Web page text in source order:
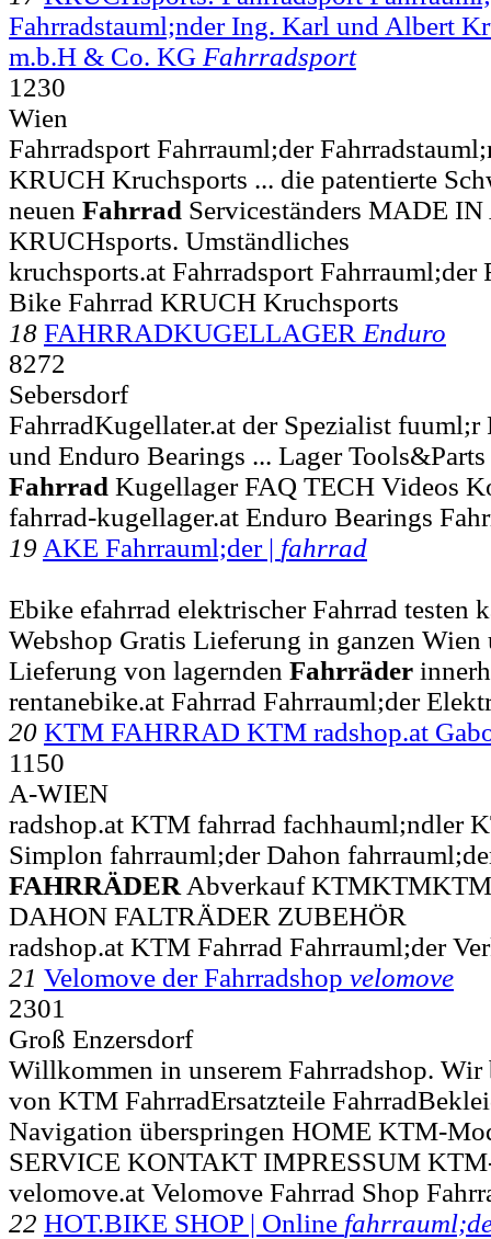
Fahrradstauml;nder Ing. Karl und Albert
m.b.H & Co. KG Fahrradsport
1230
Wien
Fahrradsport Fahrrauml;der
KRUCH Kruchsports ... die patentierte
neuen Fahrrad Serviceständers MADE
KRUCHsports. Umständliches
kruchsports.at Fahrradsport Fahrrauml;der
Bike Fahrrad KRUCH Kruchsports
18 FAHRRADKUGELLAGER Enduro
8272
Sebersdorf
FahrradKugellater.at der Spezialist fuuml;r
und Enduro Bearings ... Lager
Fahrrad Kugellager FAQ TECH Videos
fahrrad-kugellager.at Enduro Bearings
19 AKE Fahrrauml;der | fahrrad
Ebike efahrrad elektrischer Fahrrad testen
Webshop Gratis Lieferung in ganzen
Lieferung von lagernden Fahrräder
rentanebike.at Fahrrad Fahrrauml;der
20 KTM FAHRRAD KTM radshop.at
1150
A-WIEN
radshop.at KTM fahrrad fachhauml;ndler
Simplon fahrrauml;der Dahon
FAHRRÄDER Abverkauf
DAHON FALTRÄDER ZUBEHÖR
radshop.at KTM Fahrrad Fahrrauml;der
21 Velomove der Fahrradshop velomove
2301
Groß Enzersdorf
Willkommen in unserem Fahrradshop. Wir
von KTM FahrradErsatzteile
Navigation überspringen HOME KTM-
SERVICE KONTAKT IMPRESSUM
velomove.at Velomove Fahrrad Shop
22 HOT.BIKE SHOP | Online